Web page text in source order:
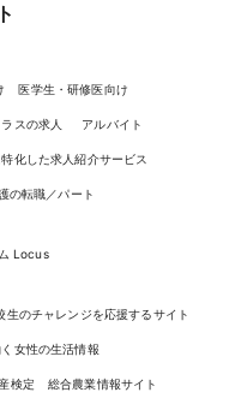
医学生・研修医向け
スの求人 アルバイト
化した求人紹介サービス
の転職／パート
Locus
生のチャレンジを応援するサイト
女性の生活情報
検定 総合農業情報サイト